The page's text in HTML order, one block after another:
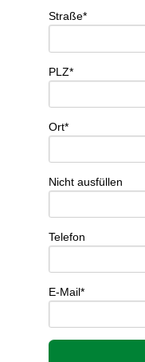
Straße*
PLZ*
Ort*
Nicht ausfüllen
Telefon
E-Mail*